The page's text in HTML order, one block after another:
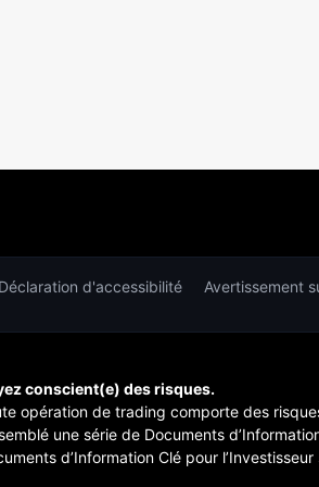
Déclaration d'accessibilité Avertissement
conscient(e) des risques.
opération de trading comporte des
une série de Documents
d’Information Clé pour